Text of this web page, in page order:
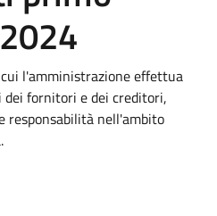
l'amministrazione effettua
fornitori e dei creditori,
responsabilità nell'ambito